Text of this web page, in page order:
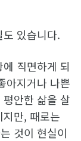
있습니다.
직면하게 되
아지거나 나쁜
안한 삶을 살
만, 때로는
것이 현실이